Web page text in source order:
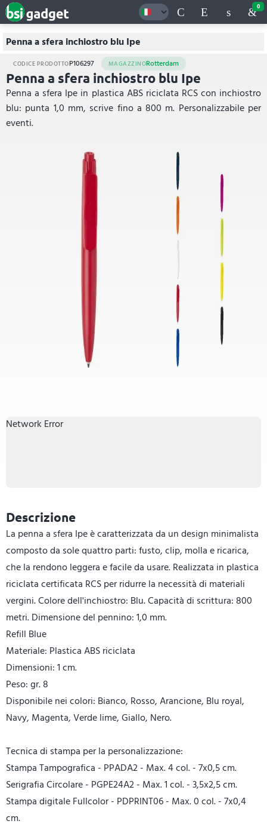
0
Penna a sfera inchiostro blu Ipe
CODICE PRODOTTOP106297 MAGAZZINORotterdam
Penna a sfera inchiostro blu Ipe
Penna a sfera Ipe in plastica ABS riciclata RCS con inchiostro
blu: punta 1,0 mm, scrive fino a 800 m. Personalizzabile per
eventi.
Network Error
Descrizione
La penna a sfera Ipe è caratterizzata da un design minimalista
composto da sole quattro parti: fusto, clip, molla e ricarica,
che la rendono leggera e facile da usare. Realizzata in plastica
riciclata certificata RCS per ridurre la necessità di materiali
vergini. Colore dell'inchiostro: Blu. Capacità di scrittura: 800
metri. Dimensione del pennino: 1,0 mm.
Refill Blue
Materiale: Plastica ABS riciclata
Dimensioni: 1 cm.
Peso: gr. 8
Disponibile nei colori: Bianco, Rosso, Arancione, Blu royal,
Navy, Magenta, Verde lime, Giallo, Nero.
Tecnica di stampa per la personalizzazione:
Stampa Tampografica - PPADA2 - Max. 4 col. - 7x0,5 cm.
Serigrafia Circolare - PGPE24A2 - Max. 1 col. - 3,5x2,5 cm.
Stampa digitale Fullcolor - PDPRINT06 - Max. 0 col. - 7x0,4
cm.